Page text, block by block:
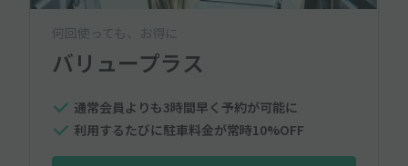
何回使っても、お得に
バリュープラス
通常会員よりも3時間早く予約が可能に
利用するたびに駐車料金が常時10%OFF